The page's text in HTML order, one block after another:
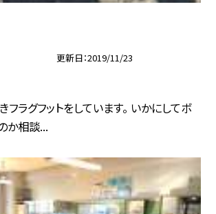
更新日 2019/11/23
フラグフットをしています。 いかにしてボ
か相談...